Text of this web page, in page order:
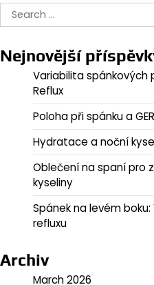
Search
for:
Nejnovější
Variabilita spánkových
Reflux
Poloha při spánku a
Hydratace a noční
Oblečení na spaní pro
kyseliny
Spánek na levém
refluxu
Archiv
March 2026